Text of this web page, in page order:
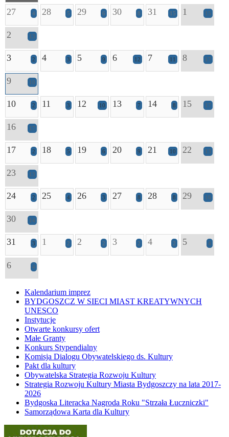
27 4 28 5 29 6 30 8 31 15 1 15
2 13
3 2 4 3 5 9 6 12 7 11 8 17
9 10
10 2 11 3 12 10 13 7 14 8 15 17
16 17
17 2 18 5 19 6 20 9 21 10 22 13
23 13
24 2 25 4 26 3 27 8 28 8 29 16
30 14
31 3 1 2 2 2 3 2 4 2 5 4
6 4
Kalendarium imprez
BYDGOSZCZ W SIECI MIAST KREATYWNYCH
UNESCO
Instytucje
Otwarte konkursy ofert
Małe Granty
Konkurs Stypendialny
Komisja Dialogu Obywatelskiego ds. Kultury
Pakt dla kultury
Obywatelska Strategia Rozwoju Kultury
Strategia Rozwoju Kultury Miasta Bydgoszczy na lata 2017-
2026
Bydgoska Literacka Nagroda Roku "Strzała Łuczniczki"
Samorządowa Karta dla Kultury